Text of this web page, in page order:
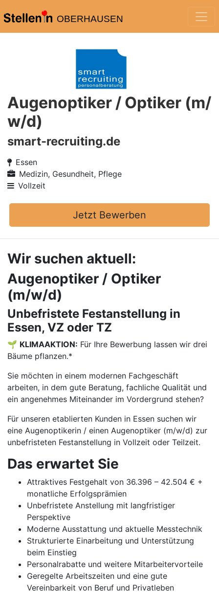
OBERHAUSEN
Augenoptiker / Optiker (m/
w/d)
smart-recruiting.de
Essen
Medizin, Gesundheit, Pflege
Vollzeit
Jetzt Bewerben
Wir suchen aktuell:
Augenoptiker / Optiker
(m/w/d)
Unbefristete Festanstellung in
Essen, VZ oder TZ
🌱 KLIMAAKTION: Für Ihre Bewerbung lassen wir drei
Bäume pflanzen.*
Sie möchten in einem modernen Fachgeschäft
arbeiten, in dem gute Beratung, fachliche Qualität und
ein angenehmes Miteinander im Vordergrund stehen?
Für unseren etablierten Kunden in Essen suchen wir
eine Augenoptikerin / einen Augenoptiker (m/w/d) zur
unbefristeten Festanstellung in Vollzeit oder Teilzeit.
Das erwartet Sie
Attraktives Festgehalt von 36.396 – 42.504 € +
monatliche Erfolgsprämien
Unbefristete Anstellung mit langfristiger
Perspektive
Moderne Ausstattung und aktuelle Messtechnik
Strukturierte Einarbeitung und Unterstützung
beim Einstieg
Personalrabatte und weitere Mitarbeitervorteile
Geregelte Arbeitszeiten und eine gute
Vereinbarkeit von Beruf und Privatleben